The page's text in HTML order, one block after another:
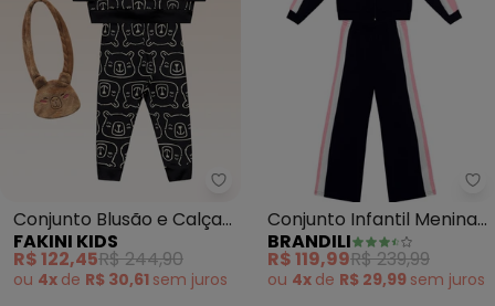
Fakini Kids - Conjunto Blusão e
Conjunto Blusão e Calça
com Bolsa (Preto)
FAKINI KIDS
R$ 122,45R$ 244,90
ou 4x de R$ 30,61 sem juros
Conjunto Infantil Menina
em Moletom (Preto)
BRANDILI
R$ 119,99R$ 239,99
ou 4x de R$ 29,99 sem juros